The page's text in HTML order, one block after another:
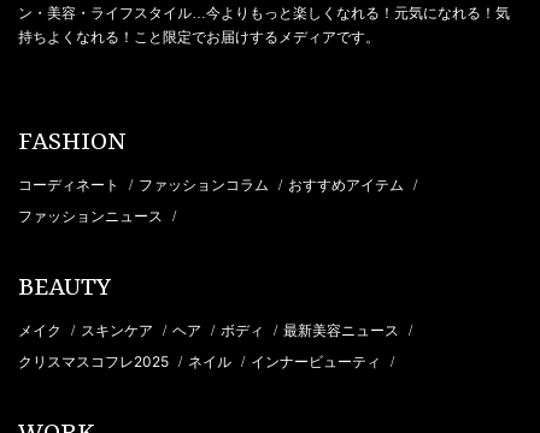
ン・美容・ライフスタイル…今よりもっと楽しくなれる！元気になれる！気
持ちよくなれる！こと限定でお届けするメディアです。
FASHION
コーディネート / ファッションコラム / おすすめアイテム /
ファッションニュース /
BEAUTY
メイク / スキンケア / ヘア / ボディ / 最新美容ニュース /
クリスマスコフレ2025 / ネイル / インナービューティ /